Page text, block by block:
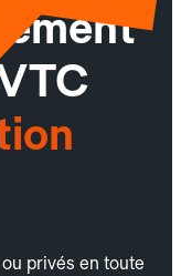
privés en toute